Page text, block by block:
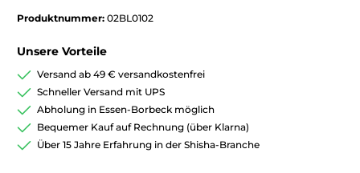
Produktnummer: 02BL0102
Unsere Vorteile
Versand ab 49 € versandkostenfrei
Schneller Versand mit UPS
Abholung in Essen-Borbeck möglich
Bequemer Kauf auf Rechnung (über Klarna)
Über 15 Jahre Erfahrung in der Shisha-Branche